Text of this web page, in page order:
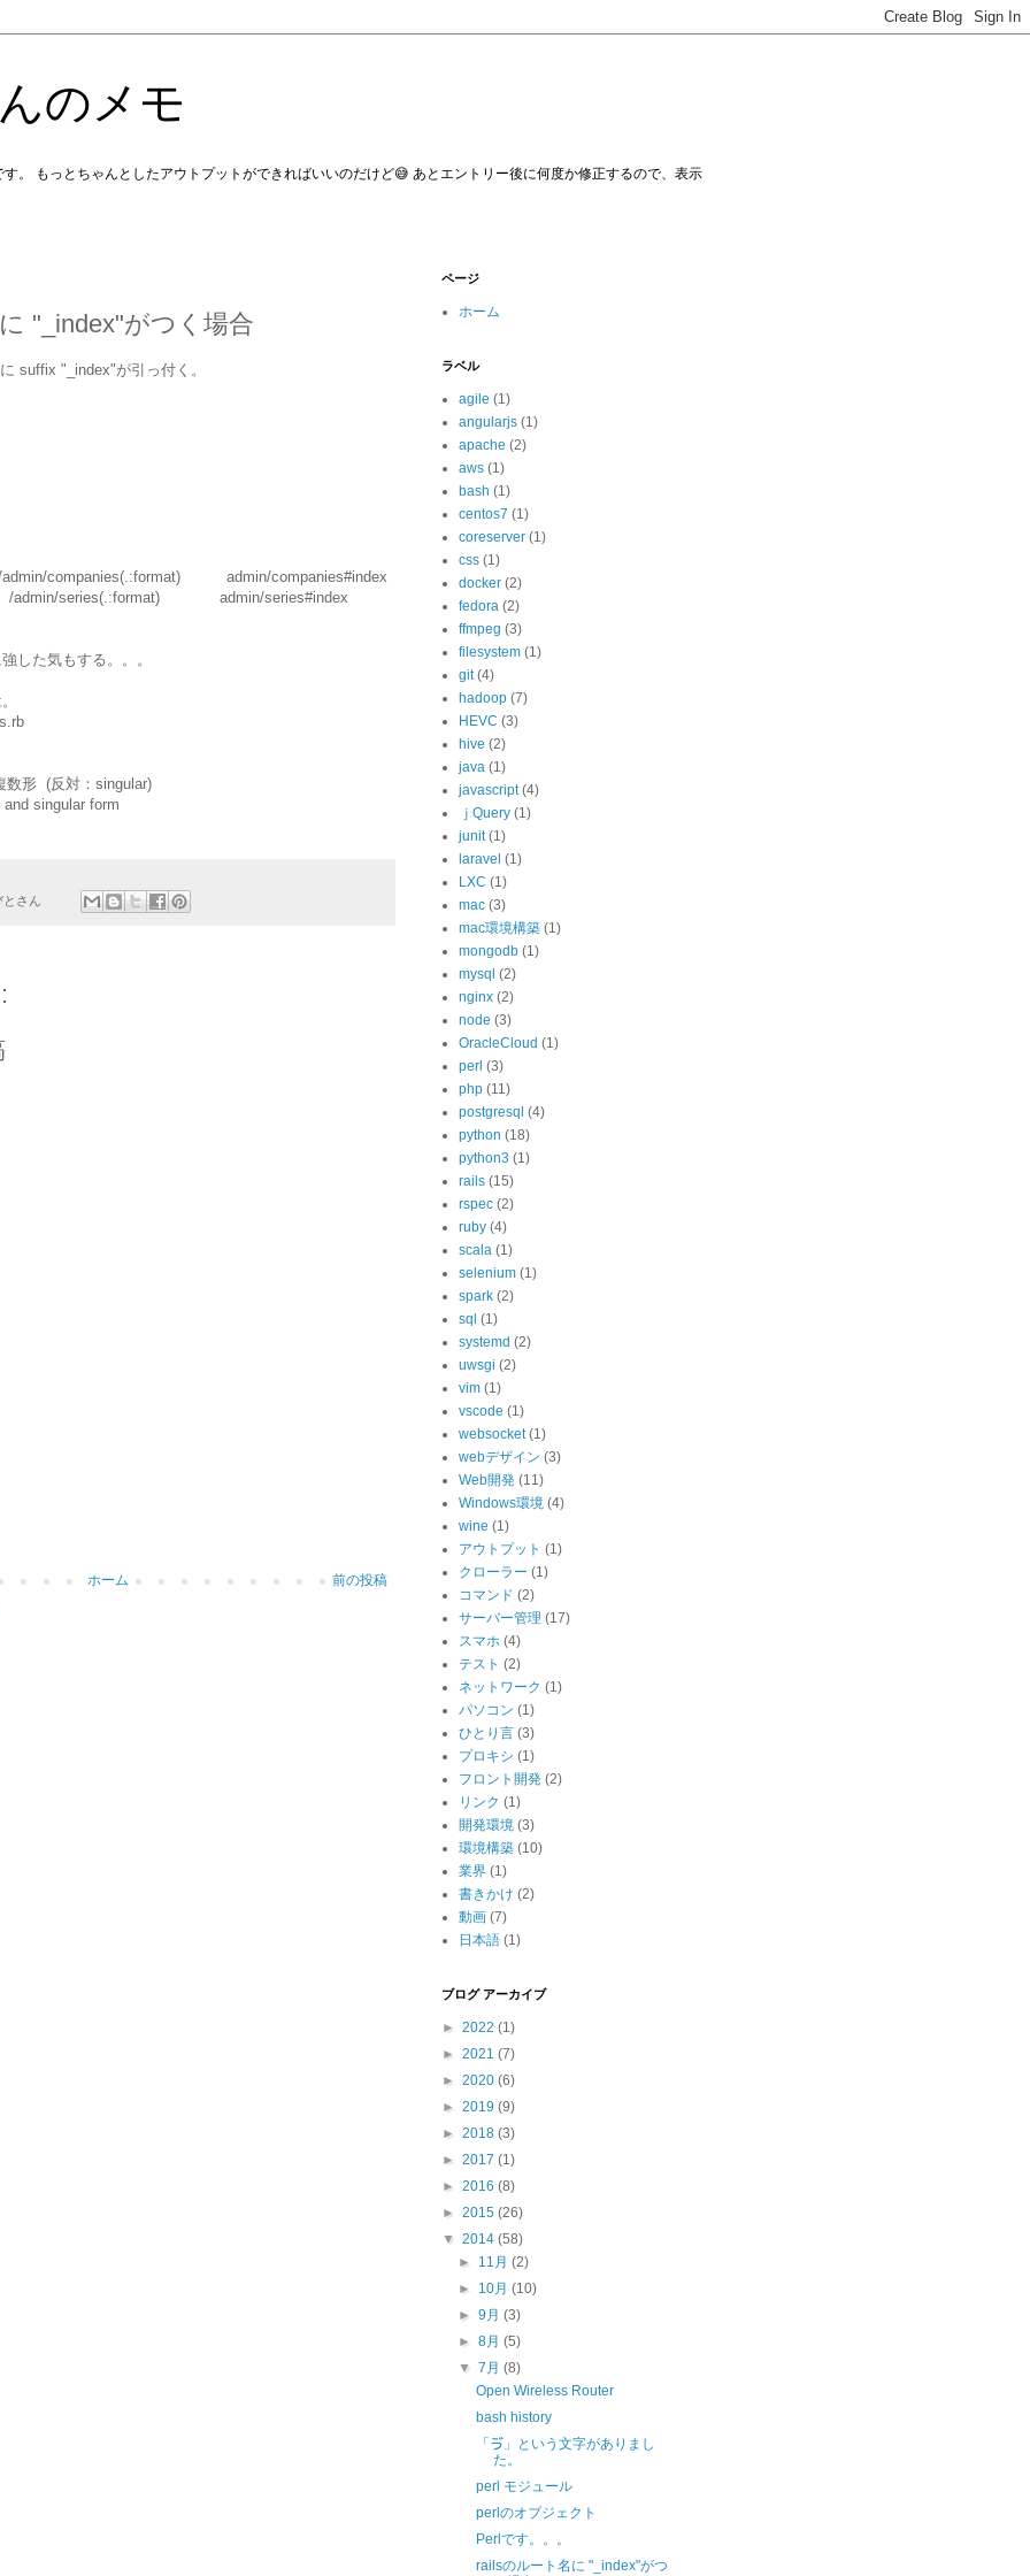
のメモ
。 もっとちゃんとしたアウトプットができればいいのだけど😅 あとエントリー後に何度か修正するので、表示
"_index"がつく場合
suffix "_index"が引っ付く。
companies(.:format) admin/companies#index
/admin/series(.:format) admin/series#index
した気もする。。。
数形 (反対：singular)
singular form
とさん
前の投稿
ホーム
ページ
ホーム
ラベル
agile (1)
angularjs (1)
apache (2)
aws (1)
bash (1)
centos7 (1)
coreserver (1)
css (1)
docker (2)
fedora (2)
ffmpeg (3)
filesystem (1)
git (4)
hadoop (7)
HEVC (3)
hive (2)
java (1)
javascript (4)
ｊQuery (1)
junit (1)
laravel (1)
LXC (1)
mac (3)
mac環境構築 (1)
mongodb (1)
mysql (2)
nginx (2)
node (3)
OracleCloud (1)
perl (3)
php (11)
postgresql (4)
python (18)
python3 (1)
rails (15)
rspec (2)
ruby (4)
scala (1)
selenium (1)
spark (2)
sql (1)
systemd (2)
uwsgi (2)
vim (1)
vscode (1)
websocket (1)
webデザイン (3)
Web開発 (11)
Windows環境 (4)
wine (1)
アウトプット (1)
クローラー (1)
コマンド (2)
サーバー管理 (17)
スマホ (4)
テスト (2)
ネットワーク (1)
パソコン (1)
ひとり言 (3)
プロキシ (1)
フロント開発 (2)
リンク (1)
開発環境 (3)
環境構築 (10)
業界 (1)
書きかけ (2)
動画 (7)
日本語 (1)
ブログ アーカイブ
► 2022 (1)
► 2021 (7)
► 2020 (6)
► 2019 (9)
► 2018 (3)
► 2017 (1)
► 2016 (8)
► 2015 (26)
▼ 2014 (58)
► 11月(2)
► 10月(10)
►9月(3)
►8月(5)
▼7月(8)
Open Wireless Router
bash history
「ゔ」という文字がありまし
た。
perl モジュール
perlのオブジェクト
Perlです。。。
railsのルート名に "_index"がつ